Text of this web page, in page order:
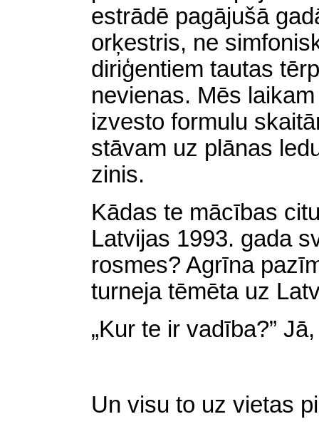
estrādē pagājušā
orķestris, ne
diriģentiem tautas
nevienas. Mēs
izvesto formulu
stāvam uz plānas
zinis.
Kādas te mācības
Latvijas 1993. gada
rosmes? Agrīna
turnejatēmēta uz
„Kur te ir vadība?”
Un visu to uz vietas